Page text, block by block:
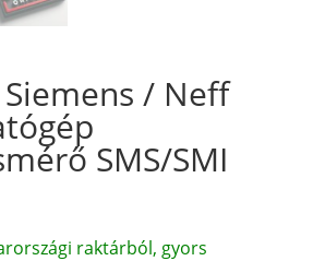
/ Neff
SMS/SMI
raktárból, gyors